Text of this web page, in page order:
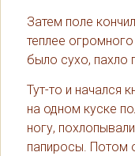
Затем поле
теплее
было сухо, пахло
Тут-то и начался
на одном куске
ногу,
папиросы. Потом